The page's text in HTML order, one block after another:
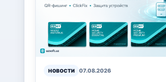
НОВОСТИ 07.08.2026